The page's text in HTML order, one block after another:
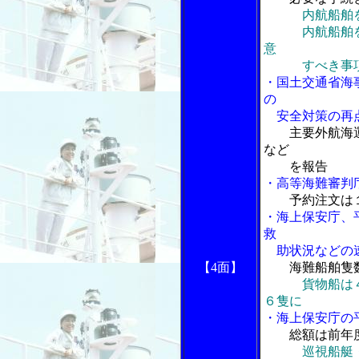
【4面】
内航船舶
内航船舶を
意
すべき事
・国土交通省
の
安全対策の再
主要外航海
など
を報告
・高等海難審
予約注文は
・海上保安庁
救
助状況などの
海難船舶隻
貨物船は
６隻に
・海上保安庁
総額は前年度
巡視船艇